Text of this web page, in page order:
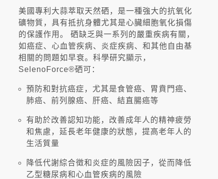
美國專利大蒜萃取天然硒，是一種強大的抗氧化
礦物質，具有抵抗身體尤其是心臟細胞氧化損傷
的保護作用。 硒缺乏與一系列的嚴重疾病有關，
如癌症、心血管疾病、炎症疾病、和其他自由基
相關的問題如早衰。科學研究顯示，
SelenoForce®硒可：
預防和對抗癌症，尤其是食管癌、胃賁門癌、
肺癌、前列腺癌、肝癌、結直腸癌等
有助於改善認知功能，改善成年人的精神疲勞
和焦慮，延長老年健康的狀態，提高老年人的
生活質量
降低代謝綜合徵和炎症的風險因子，從而降低
乙型糖尿病和心血管疾病的風險